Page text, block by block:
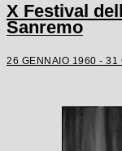
X Festival
Sanremo
26 GENNAIO 1960 - 31